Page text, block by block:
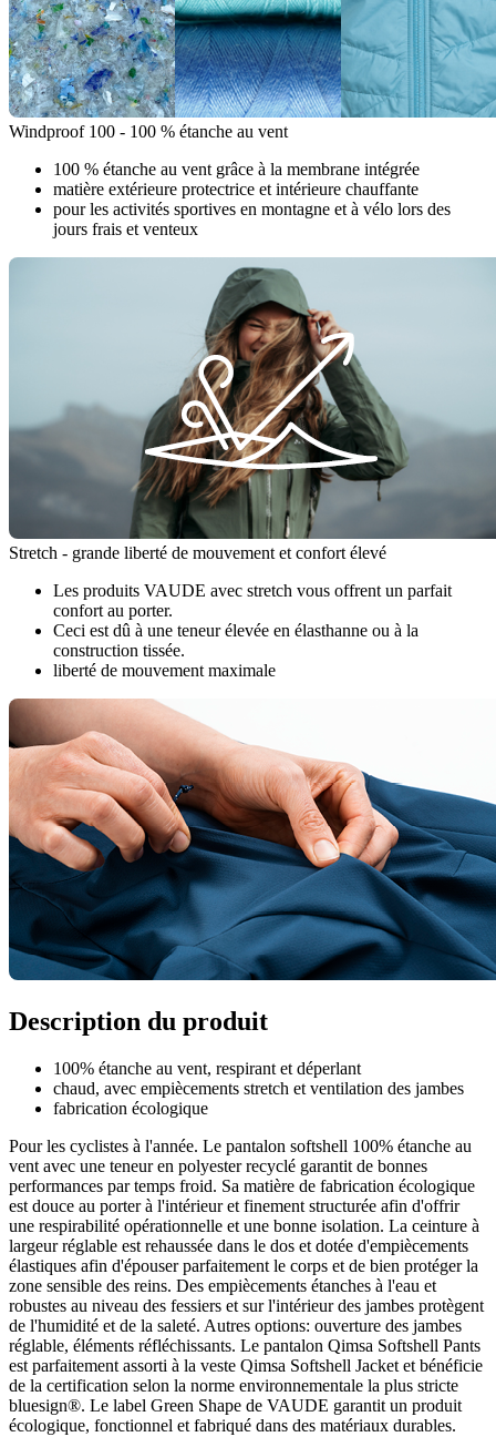
Windproof 100 - 100 % étanche au vent
100 % étanche au vent grâce à la membrane intégrée
matière extérieure protectrice et intérieure chauffante
pour les activités sportives en montagne et à vélo lors des
jours frais et venteux
Stretch - grande liberté de mouvement et confort élevé
Les produits VAUDE avec stretch vous offrent un parfait
confort au porter.
Ceci est dû à une teneur élevée en élasthanne ou à la
construction tissée.
liberté de mouvement maximale
Description du produit
100% étanche au vent, respirant et déperlant
chaud, avec empiècements stretch et ventilation des jambes
fabrication écologique
Pour les cyclistes à l'année. Le pantalon softshell 100% étanche au
vent avec une teneur en polyester recyclé garantit de bonnes
performances par temps froid. Sa matière de fabrication écologique
est douce au porter à l'intérieur et finement structurée afin d'offrir
une respirabilité opérationnelle et une bonne isolation. La ceinture à
largeur réglable est rehaussée dans le dos et dotée d'empiècements
élastiques afin d'épouser parfaitement le corps et de bien protéger la
zone sensible des reins. Des empiècements étanches à l'eau et
robustes au niveau des fessiers et sur l'intérieur des jambes protègent
de l'humidité et de la saleté. Autres options: ouverture des jambes
réglable, éléments réfléchissants. Le pantalon Qimsa Softshell Pants
est parfaitement assorti à la veste Qimsa Softshell Jacket et bénéficie
de la certification selon la norme environnementale la plus stricte
bluesign®. Le label Green Shape de VAUDE garantit un produit
écologique, fonctionnel et fabriqué dans des matériaux durables.